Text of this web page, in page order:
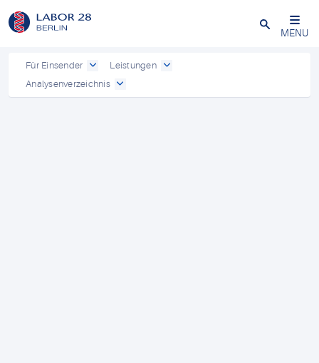
Schließen
MENU
Für Einsender
Leistungen
Analysenverzeichnis